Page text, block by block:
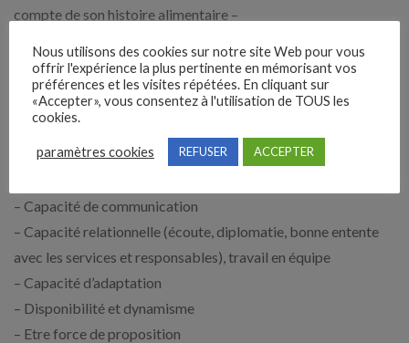
compte de son histoire alimentaire –
– Évaluer la prestation des repas en restauration, la qualité
des pratiques et les résultats
– Éduquer, conseiller le patient et l’entourage en vue d’une
démarche d’autonomisation
– Capacité de communication
– Capacité relationnelle (écoute, diplomatie, bonne entente
avec les services et responsables), travail en équipe
– Capacité d’adaptation
– Disponibilité et dynamisme
– Etre force de proposition
Nous utilisons des cookies sur notre site Web pour vous
offrir l'expérience la plus pertinente en mémorisant vos
préférences et les visites répétées. En cliquant sur
«Accepter», vous consentez à l'utilisation de TOUS les
cookies.
paramètres cookies REFUSER ACCEPTER